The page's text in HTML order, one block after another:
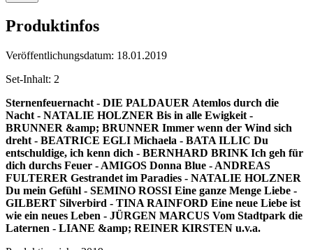
Produktinfos
Veröffentlichungsdatum: 18.01.2019
Set-Inhalt: 2
Sternenfeuernacht - DIE PALDAUER Atemlos durch die
Nacht - NATALIE HOLZNER Bis in alle Ewigkeit -
BRUNNER &amp; BRUNNER Immer wenn der Wind sich
dreht - BEATRICE EGLI Michaela - BATA ILLIC Du
entschuldige, ich kenn dich - BERNHARD BRINK Ich geh für
dich durchs Feuer - AMIGOS Donna Blue - ANDREAS
FULTERER Gestrandet im Paradies - NATALIE HOLZNER
Du mein Gefühl - SEMINO ROSSI Eine ganze Menge Liebe -
GILBERT Silverbird - TINA RAINFORD Eine neue Liebe ist
wie ein neues Leben - JÜRGEN MARCUS Vom Stadtpark die
Laternen - LIANE &amp; REINER KIRSTEN u.v.a.